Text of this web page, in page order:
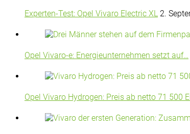
Experten-Test: Opel Vivaro Electric XL 2.
Opel Vivaro-e: Energieunternehmen setzt auf…
Opel Vivaro Hydrogen: Preis ab netto 71 500